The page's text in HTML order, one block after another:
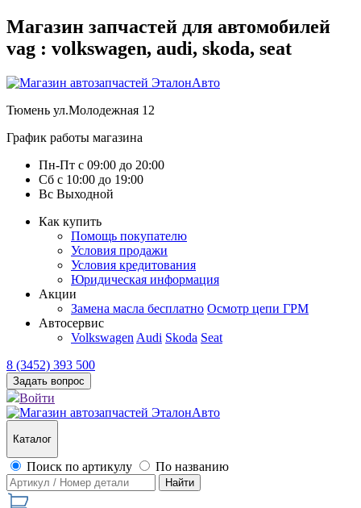
Магазин запчастей для автомобилей
vag : volkswagen, audi, skoda, seat
Тюмень ул.Молодежная 12
График работы магазина
Пн-Пт с 09:00 до 20:00
Сб с 10:00 до 19:00
Вс Выходной
Как купить
Помощь покупателю
Условия продажи
Условия кредитования
Юридическая информация
Акции
Замена масла бесплатно Осмотр цепи ГРМ
Автосервис
Volkswagen Audi Skoda Seat
8 (3452) 393 500
Задать вопрос
Войти
Каталог
Поиск по артикулу По названию
Найти